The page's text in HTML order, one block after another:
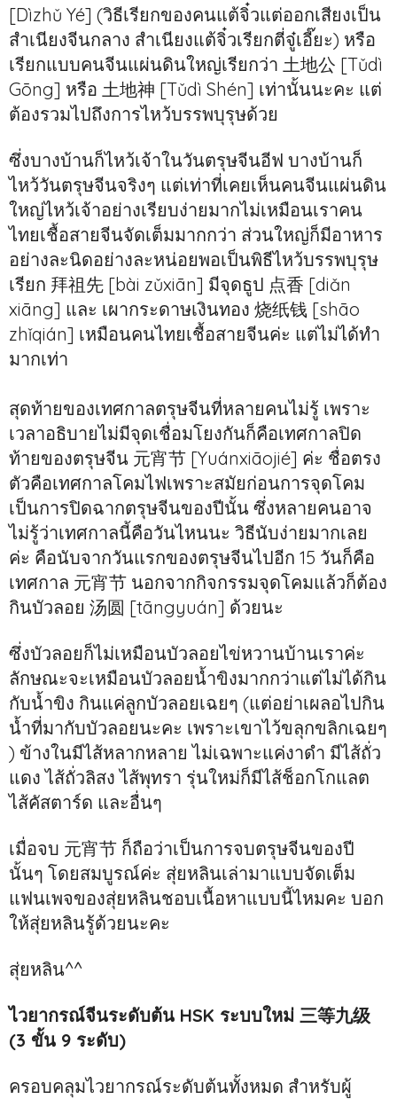
[Dìzhǔ Yé] (วิธีเรียกของคนแต้จิ๋วแต่ออกเสียงเป็น
สำเนียงจีนกลาง สำเนียงแต้จิ๋วเรียกตี่จู๋เอี๊ยะ) หรือ
เรียกแบบคนจีนแผ่นดินใหญ่เรียกว่า 土地公 [Tǔdì
Gōng] หรือ 土地神 [Tǔdì Shén] เท่านั้นนะคะ แต่
ต้องรวมไปถึงการไหว้บรรพบุรุษด้วย
ซึ่งบางบ้านก็ไหว้เจ้าในวันตรุษจีนอีฟ บางบ้านก็
ไหว้วันตรุษจีนจริงๆ แต่เท่าที่เคยเห็นคนจีนแผ่นดิน
ใหญ่ไหว้เจ้าอย่างเรียบง่ายมากไม่เหมือนเราคน
ไทยเชื้อสายจีนจัดเต็มมากกว่า ส่วนใหญ่ก็มีอาหาร
อย่างละนิดอย่างละหน่อยพอเป็นพิธีไหว้บรรพบุรุษ
เรียก 拜祖先 [bài zǔxiān] มีจุดธูป 点香 [diǎn
xiāng] และ เผากระดาษเงินทอง 烧纸钱 [shāo
zhǐqián] เหมือนคนไทยเชื้อสายจีนค่ะ แต่ไม่ได้ทำ
มากเท่า
สุดท้ายของเทศกาลตรุษจีนที่หลายคนไม่รู้ เพราะ
เวลาอธิบายไม่มีจุดเชื่อมโยงกันก็คือเทศกาลปิด
ท้ายของตรุษจีน 元宵节 [Yuánxiāojié] ค่ะ ชื่อตรง
ตัวคือเทศกาลโคมไฟเพราะสมัยก่อนการจุดโคม
เป็นการปิดฉากตรุษจีนของปีนั้น ซึ่งหลายคนอาจ
ไม่รู้ว่าเทศกาลนี้คือวันไหนนะ วิธีนับง่ายมากเลย
ค่ะ คือนับจากวันแรกของตรุษจีนไปอีก 15 วันก็คือ
เทศกาล 元宵节 นอกจากกิจกรรมจุดโคมแล้วก็ต้อง
กินบัวลอย 汤圆 [tāngyuán] ด้วยนะ
ซึ่งบัวลอยก็ไม่เหมือนบัวลอยไข่หวานบ้านเราค่ะ
ลักษณะจะเหมือนบัวลอยน้ำขิงมากกว่าแต่ไม่ได้กิน
กับน้ำขิง กินแค่ลูกบัวลอยเฉยๆ (แต่อย่าเผลอไปกิน
น้ำที่มากับบัวลอยนะคะ เพราะเขาไว้ขลุกขลิกเฉยๆ
) ข้างในมีไส้หลากหลาย ไม่เฉพาะแค่งาดำ มีไส้ถั่ว
แดง ไส้ถั่วลิสง ไส้พุทรา รุ่นใหม่ก็มีไส้ช็อกโกแลต
ไส้คัสตาร์ด และอื่นๆ
เมื่อจบ 元宵节 ก็ถือว่าเป็นการจบตรุษจีนของปี
นั้นๆ โดยสมบูรณ์ค่ะ สุ่ยหลินเล่ามาแบบจัดเต็ม
แฟนเพจของสุ่ยหลินชอบเนื้อหาแบบนี้ไหมคะ บอก
ให้สุ่ยหลินรู้ด้วยนะคะ
สุ่ยหลิน^^
ไวยากรณ์จีนระดับต้น HSK ระบบใหม่ 三等九级
(3 ขั้น 9 ระดับ)
ครอบคลุมไวยากรณ์ระดับต้นทั้งหมด สำหรับผู้